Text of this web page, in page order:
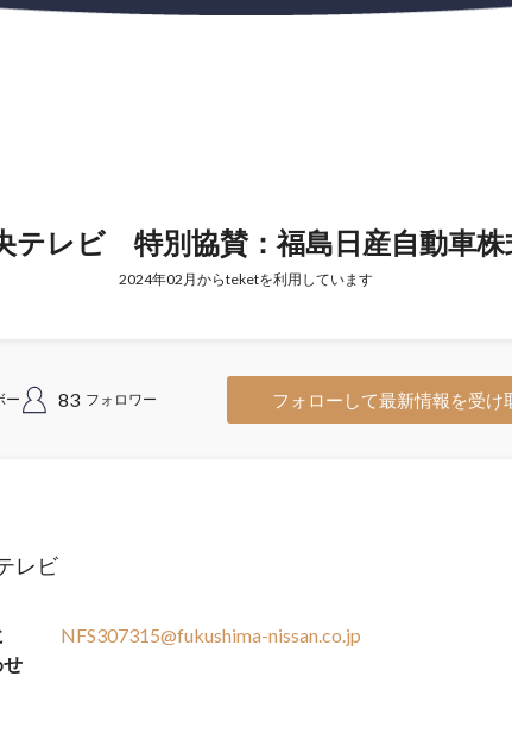
テレビ 特別協賛：福島日産自動車株
2024年02月からteketを利用しています
ー 83 フォロワー フォローして最新情報を受け
レビ
NFS307315@fukushima-nissan.co.jp